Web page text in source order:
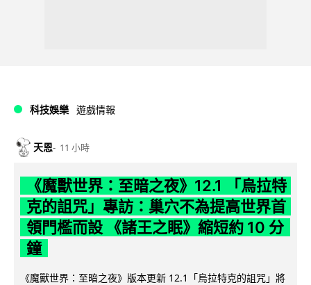
科技娛樂 遊戲情報
天恩 11 小時
《魔獸世界：至暗之夜》12.1 「烏拉特
克的詛咒」專訪：巢穴不為提高世界首
領門檻而設 《諸王之眠》縮短約 10 分
鐘
《魔獸世界：至暗之夜》版本更新 12.1「烏拉特克的詛咒」將